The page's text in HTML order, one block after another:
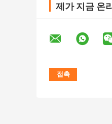
제가 지금 온